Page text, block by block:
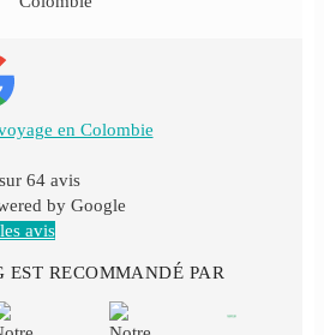
en Colombie
64avis
avis
EST RECOMMANDÉ PAR